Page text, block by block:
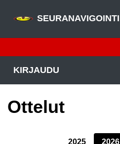
SEURANAVIGOINTI
KIRJAUDU
Ottelut
2025 2026